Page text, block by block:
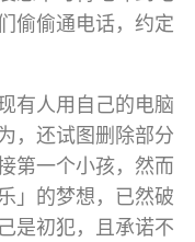
偷偷通电话，约定
有人用自己的电脑
，还试图删除部分
第一个小孩，然而
」的梦想，已然破
是初犯，且承诺不